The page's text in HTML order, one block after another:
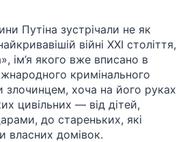
Путіна зустрічали не як
війні XXI століття,
ім’я якого вже вписано в
кримінального
злочинцем, хоча на його руках
цивільних — від дітей,
до стареньких, які
власних домівок.